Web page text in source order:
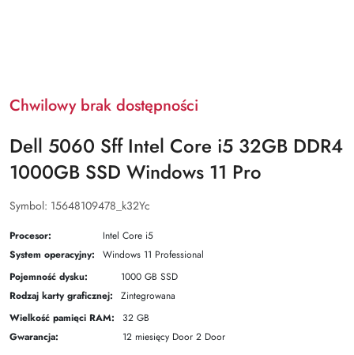
Chwilowy brak dostępności
Dell 5060 Sff Intel Core i5 32GB DDR4
1000GB SSD Windows 11 Pro
Symbol: 15648109478_k32Yc
Procesor:
Intel Core i5
System operacyjny:
Windows 11 Professional
Pojemność dysku:
1000 GB SSD
Rodzaj karty graficznej:
Zintegrowana
Wielkość pamięci RAM:
32 GB
Gwarancja:
12 miesięcy Door 2 Door